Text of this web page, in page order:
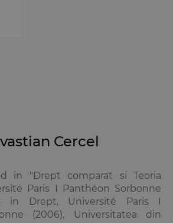
Cercel
in "Drept comparat si Teoria
Paris I Panthéon Sorbonne
in Drept, Université Paris I
(2006), Universitatea din